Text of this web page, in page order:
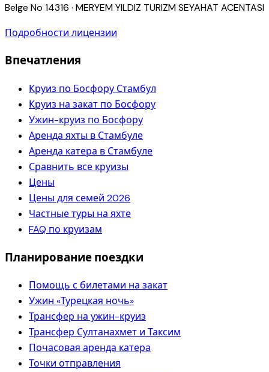
Belge No 14316 · MERYEM YILDIZ TURIZM SEYAHAT ACENTASI
Подробности лицензии
Впечатления
Круиз по Босфору Стамбул
Круиз на закат по Босфору
Ужин-круиз по Босфору
Аренда яхты в Стамбуле
Аренда катера в Стамбуле
Сравнить все круизы
Цены
Цены для семей 2026
Частные туры на яхте
FAQ по круизам
Планирование поездки
Помощь с билетами на закат
Ужин «Турецкая ночь»
Трансфер на ужин-круиз
Трансфер Султанахмет и Таксим
Почасовая аренда катера
Точки отправления